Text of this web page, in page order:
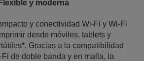
Flexible y moderna
y conectividad Wi-Fi y Wi-Fi
desde móviles, tablets y
Gracias a la compatibilidad
de doble banda y en malla, la